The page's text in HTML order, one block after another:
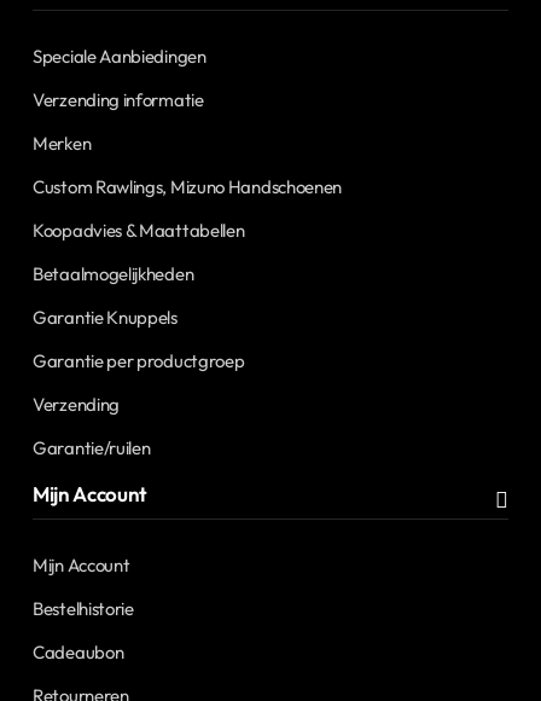
Speciale Aanbiedingen
Verzending informatie
Merken
Custom Rawlings, Mizuno Handschoenen
Koopadvies & Maattabellen
Betaalmogelijkheden
Garantie Knuppels
Garantie per productgroep
Verzending
Garantie/ruilen
Mijn Account
Mijn Account
Bestelhistorie
Cadeaubon
Retourneren